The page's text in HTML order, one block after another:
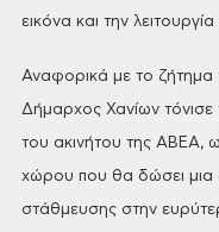
εικόνα και την
Αναφορικά με το ζήτημα
Δήμαρχος Χανίων τόνισε
του ακινήτου της ΑΒΕΑ,
χώρου που θα δώσει μια
στάθμευσης στην